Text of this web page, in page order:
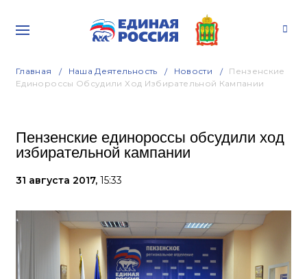
Главная Наша Деятельность Новости
Пензенские
Единороссы Обсудили Ход Избирательной Кампании
Пензенские единороссы обсудили ход
избирательной кампании
31 августа 2017, 15:33